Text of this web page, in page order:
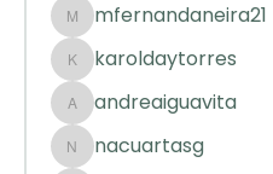
mfernandaneira21
mfernandaneira21
karoldaytorres
karoldaytorres
andreaiguavita
andreaiguavita
nacuartasg
nacuartasg